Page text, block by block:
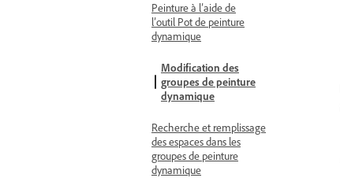
Peinture à l’aide de
l’outil Pot de peinture
dynamique
Modification des
groupes de peinture
dynamique
Recherche et remplissage
des espaces dans les
groupes de peinture
dynamique